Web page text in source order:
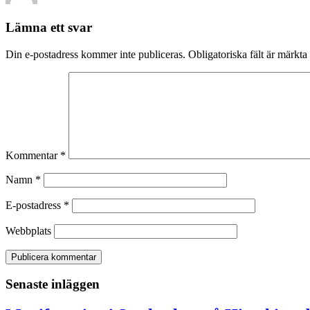
Lämna ett svar
Din e-postadress kommer inte publiceras. Obligatoriska fält är märkta
Kommentar *
Namn *
E-postadress *
Webbplats
Senaste inläggen